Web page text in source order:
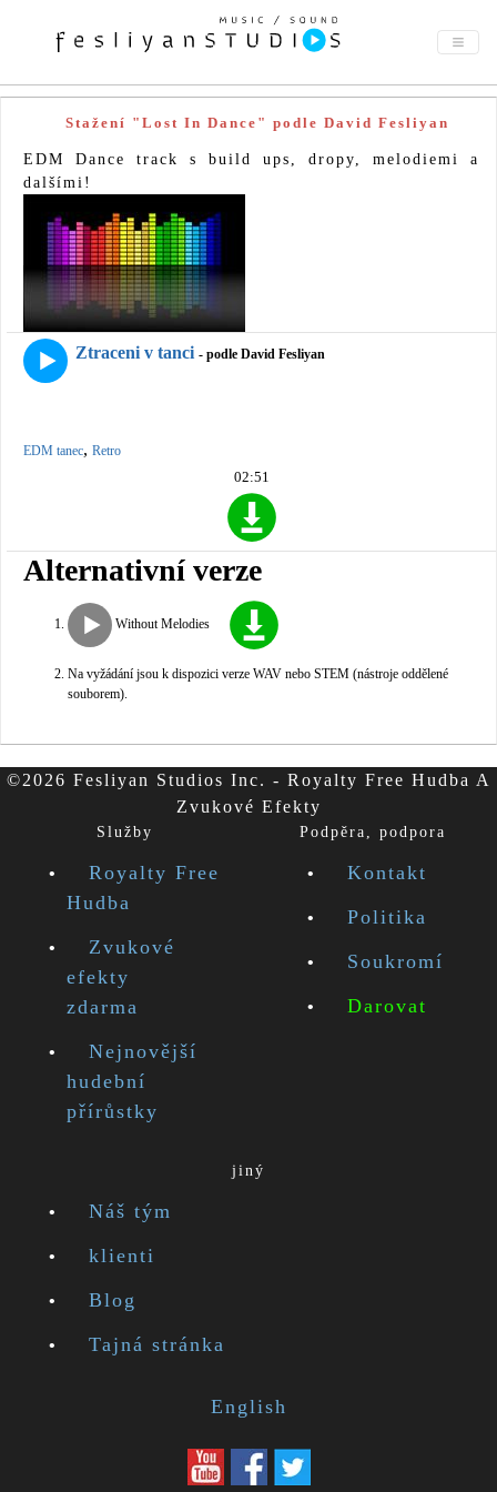
Stažení "Lost In Dance" podle David Fesliyan
EDM Dance track s build ups, dropy, melodiemi a
dalšími!
Ztraceni v tanci - podle David Fesliyan
EDM tanec, Retro
02:51
Alternativní verze
Without Melodies
Na vyžádání jsou k dispozici verze WAV nebo STEM (nástroje oddělené
souborem).
©2026 Fesliyan Studios Inc. - Royalty Free Hudba A
Zvukové Efekty
Služby
Royalty Free
Hudba
Zvukové
efekty
zdarma
Nejnovější
hudební
přírůstky
Podpěra, podpora
Kontakt
Politika
Soukromí
Darovat
jiný
Náš tým
klienti
Blog
Tajná stránka
English